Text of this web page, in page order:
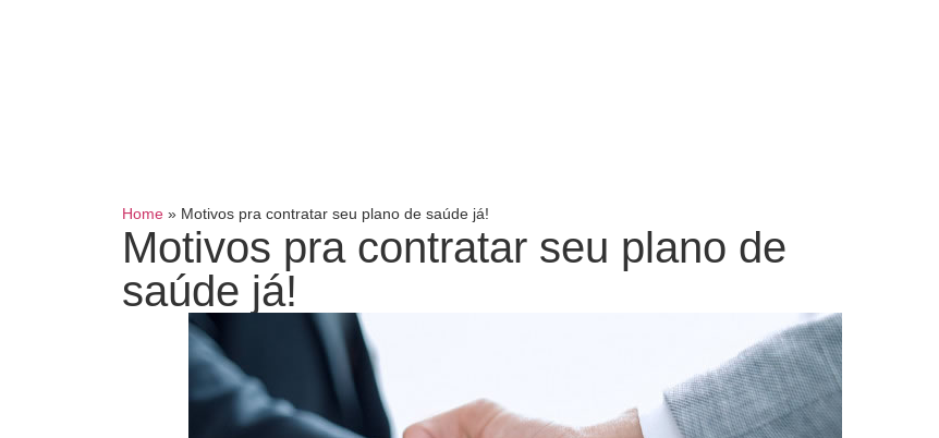
Home » Motivos pra contratar seu plano de saúde já!
Motivos pra contratar seu plano de
saúde já!